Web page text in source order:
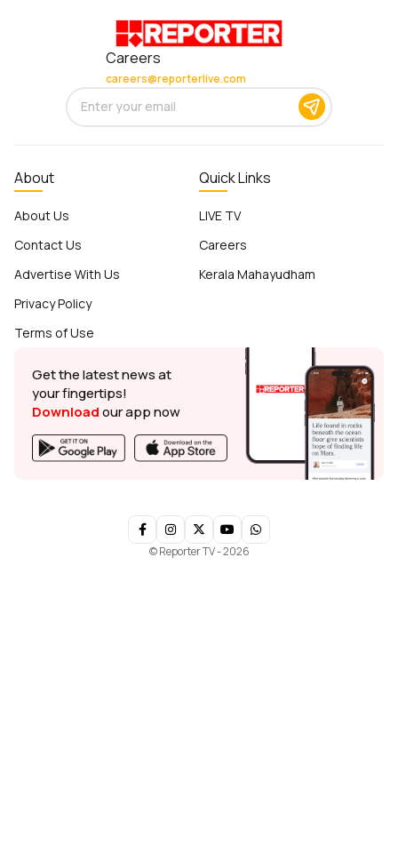
Careers
careers@reporterlive.com
About
About Us
Contact Us
Advertise With Us
Privacy Policy
Terms of Use
Quick Links
LIVE TV
Careers
Kerala Mahayudham
Get the latest news at
your fingertips!
Downloadour app now
© Reporter TV - 2026